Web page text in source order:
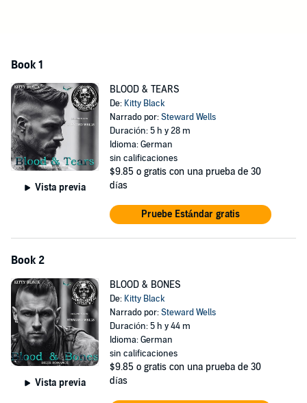
Book 1
Vista previa
BLOOD & TEARS
De: Kitty Black
Narrado por:Steward Wells
Duración: 5 h y 28 m
Idioma: German
sin calificaciones
$9.85 o gratis con una prueba de 30
días
Pruebe Estándar gratis
Book 2
Vista previa
BLOOD & BONES
De: Kitty Black
Narrado por:Steward Wells
Duración: 5 h y 44 m
Idioma: German
sin calificaciones
$9.85 o gratis con una prueba de 30
días